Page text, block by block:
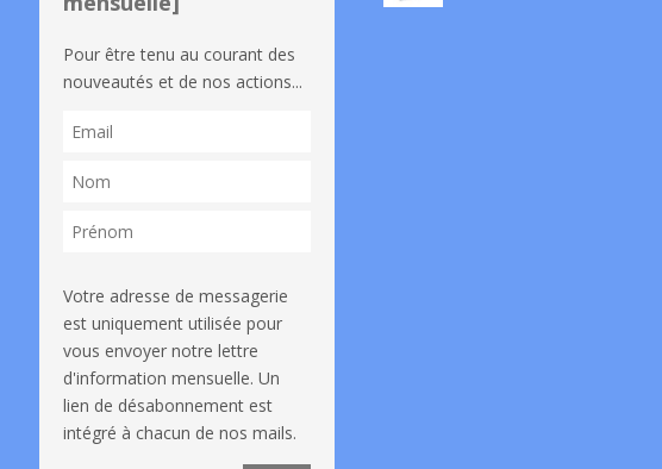
Pour être tenu au courant des
nouveautés et de nos actions...
Votre adresse de messagerie
est uniquement utilisée pour
vous envoyer notre lettre
d'information mensuelle. Un
lien de désabonnement est
intégré à chacun de nos mails.